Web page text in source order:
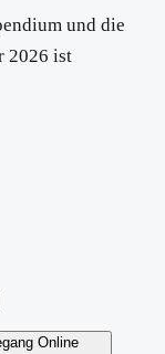
und die
2026 ist